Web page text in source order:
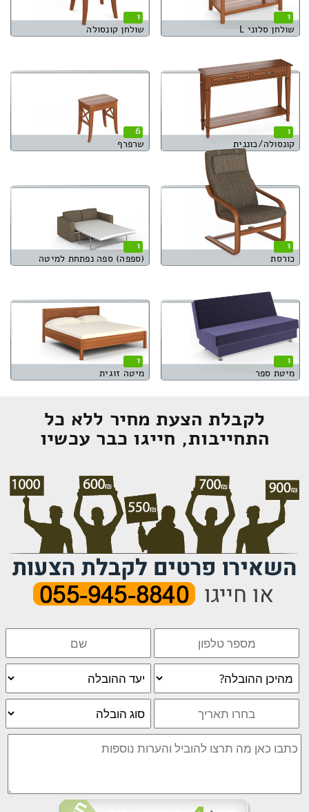
1
שולחן סלוני L
1
שולחן קונסולה
1
קונסולה/כוננית
6
שרפרף
1
כורסת
1
(ספפה) ספה נפתחת למיטה
1
מיטת ספר
1
מיטה זוגית
לקבלת הצעת מחיר ללא כל
התחייבות, חייגו כבר עכשיו